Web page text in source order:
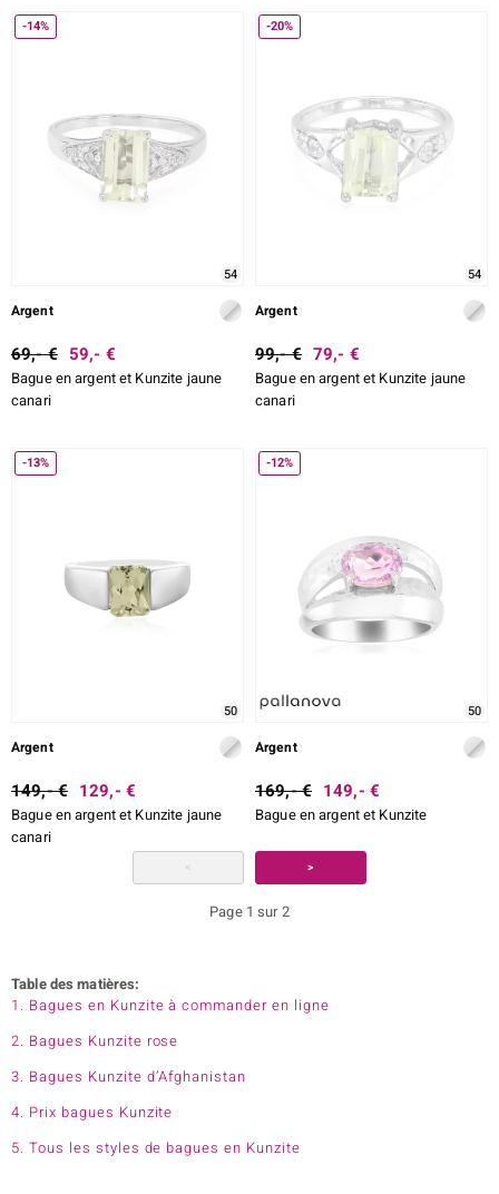
-14%
54
Argent
69,- € 59,- €
Bague en argent et Kunzite jaune
canari
-20%
54
Argent
99,- € 79,- €
Bague en argent et Kunzite jaune
canari
-13%
50
Argent
149,- € 129,- €
Bague en argent et Kunzite jaune
canari
-12%
50
Argent
169,- € 149,- €
Bague en argent et Kunzite
< >
Page 1 sur 2
Table des matières:
1. Bagues en Kunzite à commander en ligne
2. Bagues Kunzite rose
3. Bagues Kunzite d’Afghanistan
4. Prix bagues Kunzite
5. Tous les styles de bagues en Kunzite